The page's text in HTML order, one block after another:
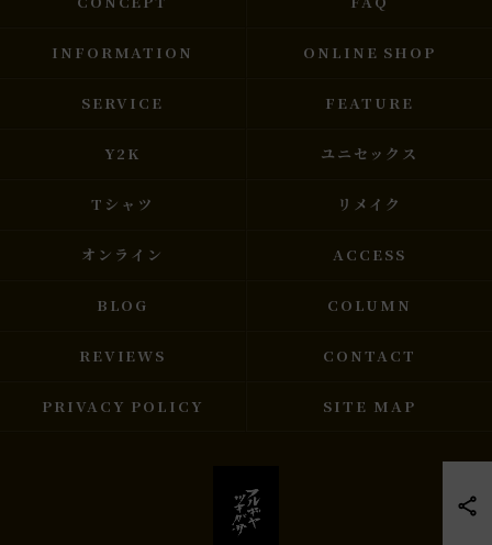
INFORMATION ONLINE SHOP
SERVICE FEATURE
Y2K ユニセックス
Tシャツ リメイク
オンライン ACCESS
BLOG COLUMN
REVIEWS CONTACT
PRIVACY POLICY SITE MAP